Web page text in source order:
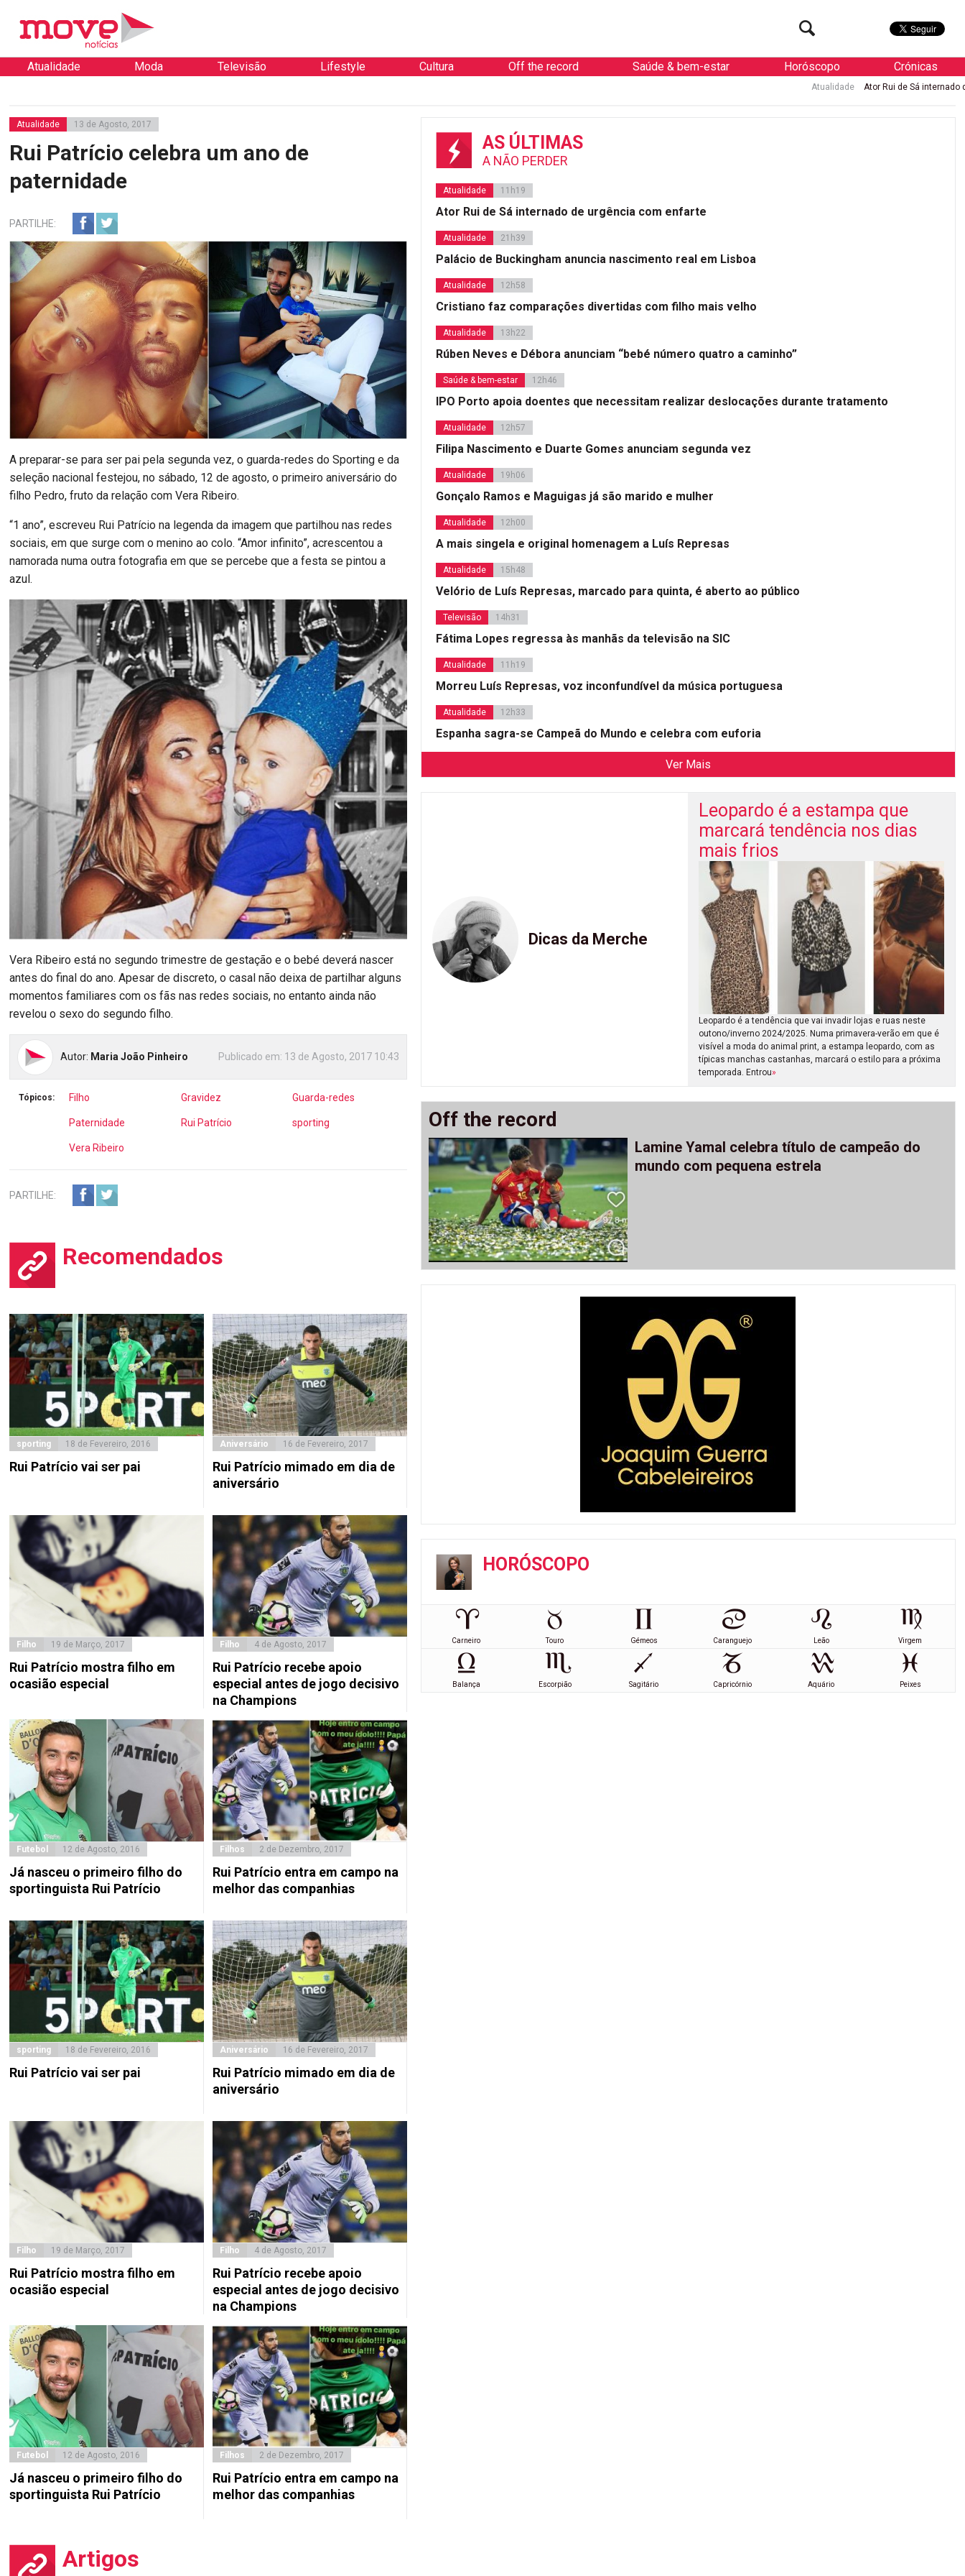
Atualidade Moda Televisão Lifestyle Cultura Off the record Saúde & bem-estar Horóscopo Crónicas
Ator Rui de Sá internado de urgência com
Atualidade 13 de Agosto, 2017
Rui Patrício celebra um ano de
paternidade
PARTILHE:
A preparar-se para ser pai pela segunda vez, o guarda-redes do Sporting e da
seleção nacional festejou, no sábado, 12 de agosto, o primeiro aniversário do
filho Pedro, fruto da relação com Vera Ribeiro.
“1 ano”, escreveu Rui Patrício na legenda da imagem que partilhou nas redes
sociais, em que surge com o menino ao colo. “Amor infinito”, acrescentou a
namorada numa outra fotografia em que se percebe que a festa se pintou a
azul.
Vera Ribeiro está no segundo trimestre de gestação e o bebé deverá nascer
antes do final do ano. Apesar de discreto, o casal não deixa de partilhar alguns
momentos familiares com os fãs nas redes sociais, no entanto ainda não
revelou o sexo do segundo filho.
Autor: Maria João Pinheiro Publicado em: 13 de Agosto, 2017 10:43
Tópicos: Filho Gravidez Guarda-redes
Paternidade Rui Patrício sporting
Vera Ribeiro
PARTILHE:
Recomendados
sporting 18 de Fevereiro, 2016
Rui Patrício vai ser pai
Aniversário 16 de Fevereiro, 2017
Rui Patrício mimado em dia de
aniversário
Filho 19 de Março, 2017
Rui Patrício mostra filho em
ocasião especial
Filho 4 de Agosto, 2017
Rui Patrício recebe apoio
especial antes de jogo decisivo
na Champions
Futebol 12 de Agosto, 2016
Já nasceu o primeiro filho do
sportinguista Rui Patrício
Filhos 2 de Dezembro, 2017
Rui Patrício entra em campo na
melhor das companhias
sporting 18 de Fevereiro, 2016
Rui Patrício vai ser pai
Aniversário 16 de Fevereiro, 2017
Rui Patrício mimado em dia de
aniversário
Filho 19 de Março, 2017
Rui Patrício mostra filho em
ocasião especial
Filho 4 de Agosto, 2017
Rui Patrício recebe apoio
especial antes de jogo decisivo
na Champions
Futebol 12 de Agosto, 2016
Já nasceu o primeiro filho do
sportinguista Rui Patrício
Filhos 2 de Dezembro, 2017
Rui Patrício entra em campo na
melhor das companhias
Artigos
AS ÚLTIMAS
A NÃO PERDER
Atualidade 11h19
Ator Rui de Sá internado de urgência com enfarte
Atualidade 21h39
Palácio de Buckingham anuncia nascimento real em Lisboa
Atualidade 12h58
Cristiano faz comparações divertidas com filho mais velho
Atualidade 13h22
Rúben Neves e Débora anunciam “bebé número quatro a caminho”
Saúde & bem-estar 12h46
IPO Porto apoia doentes que necessitam realizar deslocações durante tratamento
Atualidade 12h57
Filipa Nascimento e Duarte Gomes anunciam segunda vez
Atualidade 19h06
Gonçalo Ramos e Maguigas já são marido e mulher
Atualidade 12h00
A mais singela e original homenagem a Luís Represas
Atualidade 15h48
Velório de Luís Represas, marcado para quinta, é aberto ao público
Televisão 14h31
Fátima Lopes regressa às manhãs da televisão na SIC
Atualidade 11h19
Morreu Luís Represas, voz inconfundível da música portuguesa
Atualidade 12h33
Espanha sagra-se Campeã do Mundo e celebra com euforia
Ver Mais
Dicas da Merche
Leopardo é a estampa que
marcará tendência nos dias
mais frios
Leopardo é a tendência que vai invadir lojas e ruas neste
outono/inverno 2024/2025. Numa primavera-verão em que é
visível a moda do animal print, a estampa leopardo, com as
típicas manchas castanhas, marcará o estilo para a próxima
temporada. Entrou»
Off the record
Lamine Yamal celebra título de campeão do
mundo com pequena estrela
HORÓSCOPO
Carneiro Touro Gémeos Caranguejo Leão Virgem
Balança Escorpião Sagitário Capricórnio Aquário Peixes